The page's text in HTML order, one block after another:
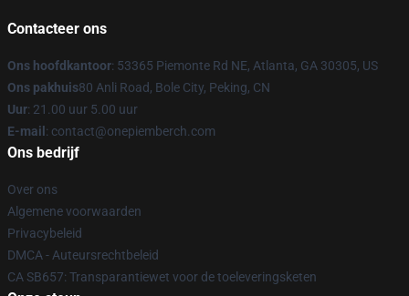
Contacteer ons
Ons hoofdkantoor: 53365 Piemonte Rd NE, Atlanta, GA 30305, US
Ons pakhuis80 Anli Road, Bole City, Peking, CN
Uur: 21.00 uur 5.00 uur
E-mail : contact@onepiemberch.com
Ons bedrijf
Over ons
Algemene voorwaarden
Privacybeleid
DMCA - Auteursrechtbeleid
CA SB657: Transparantiewet voor de toeleveringsketen